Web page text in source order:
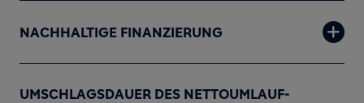
NACHHALTIGE FINANZIERUNG
UMSCHLAGSDAUER DES NETTOUMLAUF-